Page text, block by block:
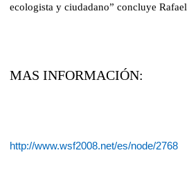
ecologista y ciudadano” concluye
MAS INFORMACIÓN:
http://www.wsf2008.net/es/node/2768